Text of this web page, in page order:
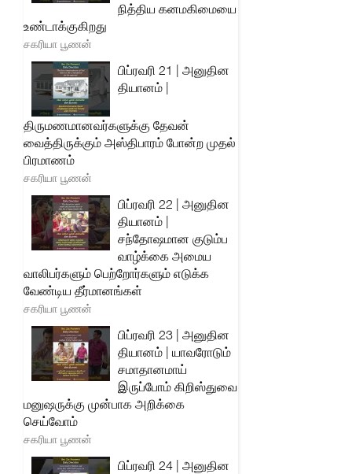
நித்திய கனமகிமையை
உண்டாக்குகிறது
சகரியா பூணன்
பிப்ரவரி 21 | அனுதின
தியானம் |
திருமணமானவர்களுக்கு தேவன்
வைத்திருக்கும் அஸ்திபாரம் போன்ற முதல்
பிரமாணம்
சகரியா பூணன்
பிப்ரவரி 22 | அனுதின
தியானம் |
சந்தோஷமான குடும்ப
வாழ்க்கை அமைய
வாலிபர்களும் பெற்றோர்களும் எடுக்க
வேண்டிய தீர்மானங்கள்
சகரியா பூணன்
பிப்ரவரி 23 | அனுதின
தியானம் | யாவரோடும்
சமாதானமாய்
இருப்போம் கிறிஸ்துவை
மனுஷருக்கு முன்பாக அறிக்கை
செய்வோம்
சகரியா பூணன்
பிப்ரவரி 24 | அனுதின